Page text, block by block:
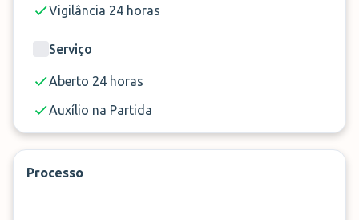
Vigilância 24 horas
Serviço
Aberto 24 horas
Auxílio na Partida
Processo